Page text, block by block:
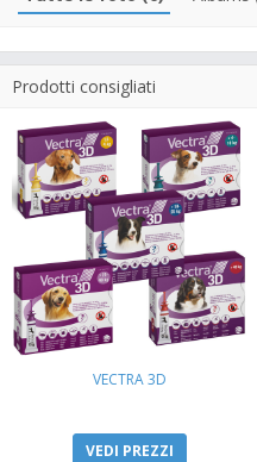
Prodotti consigliati
VECTRA 3D
VEDI PREZZI